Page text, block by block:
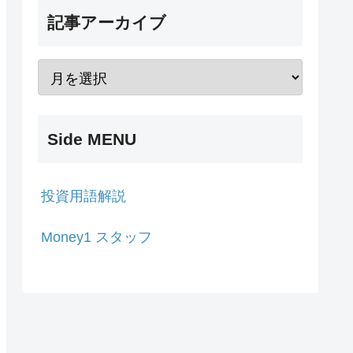
記事アーカイブ
Side MENU
投資用語解説
Money1 スタッフ